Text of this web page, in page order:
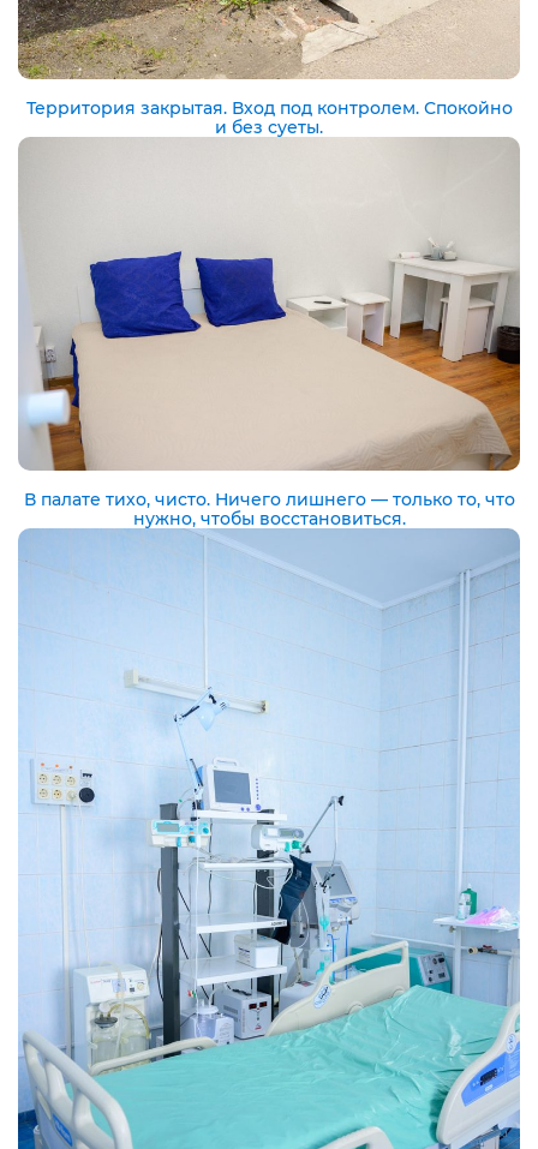
Территория закрытая. Вход под контролем. Спокойно
и без суеты.
В палате тихо, чисто. Ничего лишнего — только то, что
нужно, чтобы восстановиться.